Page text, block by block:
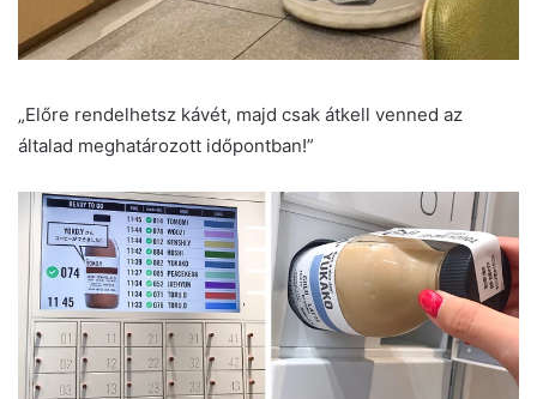
„Előre rendelhetsz kávét, majd csak átkell venned az
általad meghatározott időpontban!”